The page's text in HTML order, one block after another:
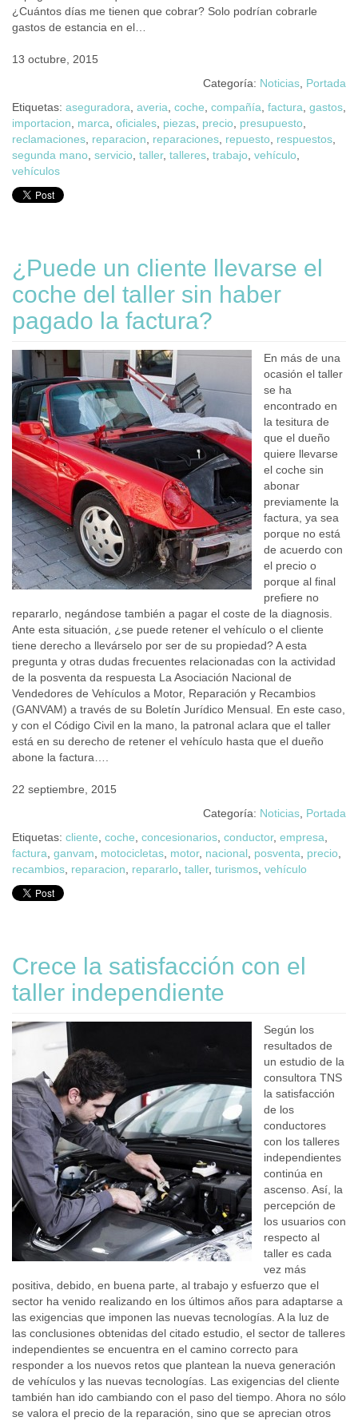
¿Cuántos días me tienen que cobrar? Solo podrían cobrarle
gastos de estancia en el…
13 octubre, 2015
Categoría: Noticias Portada
Etiquetas: aseguradora averia coche compañía factura gastos
importacion
marca oficiales piezas precio presupuesto
reclamaciones reparacion reparaciones repuesto respuestos
segunda mano servicio taller, talleres trabajo vehículo
vehículos
¿Puede un cliente llevarse el
coche del taller sin haber
pagado la factura?
En más de una
ocasión el taller
se ha
encontrado en
la tesitura de
que el dueño
quiere llevarse
el coche sin
abonar
previamente la
factura, ya sea
porque no está
de acuerdo con
el precio o
porque al final
prefiere no
repararlo, negándose también a pagar el coste de la diagnosis.
Ante esta situación, ¿se puede retener el vehículo o el cliente
tiene derecho a llevárselo por ser de su propiedad? A esta
pregunta y otras dudas frecuentes relacionadas con la actividad
de la posventa da respuesta La Asociación Nacional de
Vendedores de Vehículos a Motor, Reparación y Recambios
(GANVAM) a través de su Boletín Jurídico Mensual. En este caso,
y con el Código Civil en la mano, la patronal aclara que el taller
está en su derecho de retener el vehículo hasta que el dueño
abone la factura….
22 septiembre, 2015
Categoría: Noticias Portada
Etiquetas: cliente coche concesionarios conductor, empresa
factura ganvam motocicletas motor, nacional posventa precio
recambios reparacion repararlo taller, turismos vehículo
Crece la satisfacción con el
taller independiente
Según los
resultados de
un estudio de la
consultora TNS
la satisfacción
de los
conductores
con los talleres
independientes
continúa en
ascenso. Así, la
percepción de
los usuarios con
respecto al
taller es cada
vez más
positiva, debido, en buena parte, al trabajo y esfuerzo que el
sector ha venido realizando en los últimos años para adaptarse a
las exigencias que imponen las nuevas tecnologías. A la luz de
las conclusiones obtenidas del citado estudio, el sector de talleres
independientes se encuentra en el camino correcto para
responder a los nuevos retos que plantean la nueva generación
de vehículos y las nuevas tecnologías. Las exigencias del cliente
también han ido cambiando con el paso del tiempo. Ahora no sólo
se valora el precio de la reparación, sino que se aprecian otros